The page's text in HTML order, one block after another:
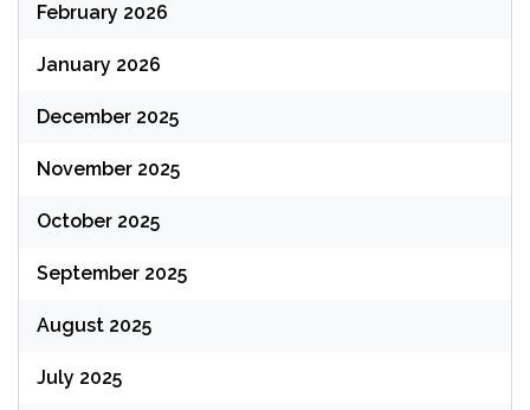
February 2026
January 2026
December 2025
November 2025
October 2025
September 2025
August 2025
July 2025